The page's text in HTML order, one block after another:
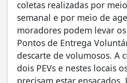
coletas realizadas por
semanal e por meio de
moradores podem levar
Pontos de Entrega
descarte de volumosos. A
dois PEVs e nestes locais
precisam estar ensacados.